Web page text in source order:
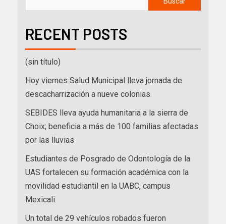
RECENT POSTS
(sin título)
Hoy viernes Salud Municipal lleva jornada de
descacharrización a nueve colonias.
SEBIDES lleva ayuda humanitaria a la sierra de
Choix; beneficia a más de 100 familias afectadas
por las lluvias
Estudiantes de Posgrado de Odontología de la
UAS fortalecen su formación académica con la
movilidad estudiantil en la UABC, campus
Mexicali.
Un total de 29 vehículos robados fueron